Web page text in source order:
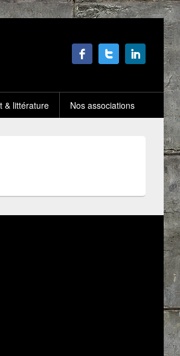
& littérature Nos associations